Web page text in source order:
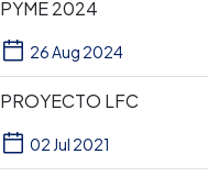
PYME 2024
26 Aug 2024
PROYECTO LFC
02 Jul 2021